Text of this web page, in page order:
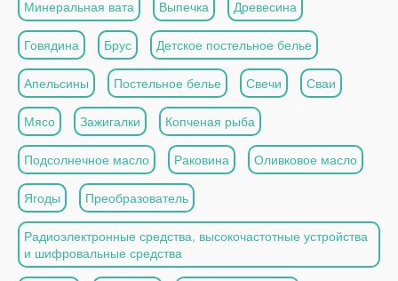
Минеральная вата Выпечка Древесина
Говядина Брус Детское постельное белье
Апельсины Постельное белье Свечи Сваи
Мясо Зажигалки Копченая рыба
Подсолнечное масло Раковина Оливковое масло
Ягоды Преобразователь
Радиоэлектронные средства, высокочастотные устройства
и шифровальные средства